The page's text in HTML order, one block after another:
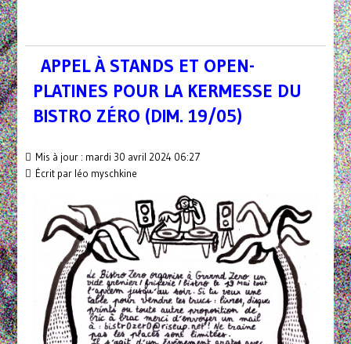
APPEL À STANDS ET OPEN-
PLATINES POUR LA KERMESSE DU
BISTRO ZÉRO (DIM. 19/05)
Mis à jour : mardi 30 avril 2024 06:27
Écrit par léo myschkine